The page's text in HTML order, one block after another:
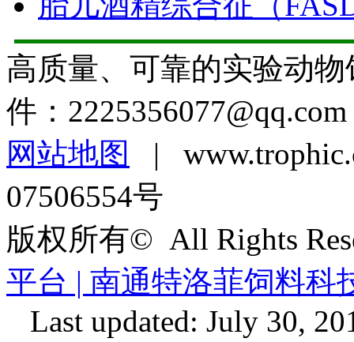
高质量、可靠的实验动
件： 2225356077@qq.com
网站地图
|
07506554号
版权所有© All Rights
平台 | 南通特洛菲饲料科
Last updated: July 30,